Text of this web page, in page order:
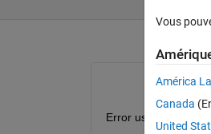
Error using readstruct
Vous
América
Canada
United